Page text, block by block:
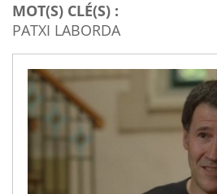
MOT(S) CLÉ(S) :
PATXI LABORDA